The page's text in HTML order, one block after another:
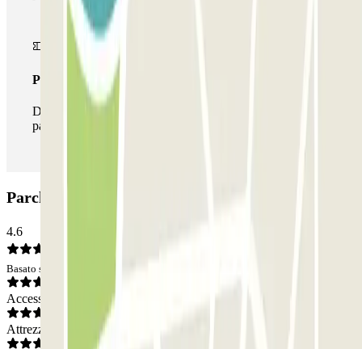
Pass illlimitato
Durante il tuo soggiorno potrai entrare e uscire dal
parcheggio tutte le volte che vorrai.
Parcheggio Garage de l'Essai: Opinioni
4.6
Basato su 311 opinioni
Accesso
Attrezzatura